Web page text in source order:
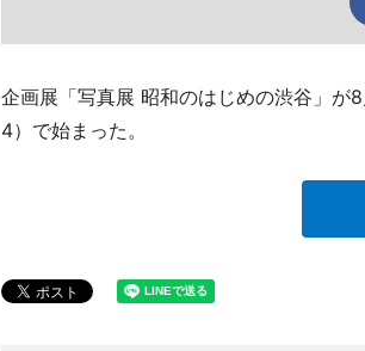
企画展「写真展 昭和のはじめの渋谷」が
4）で始まった。